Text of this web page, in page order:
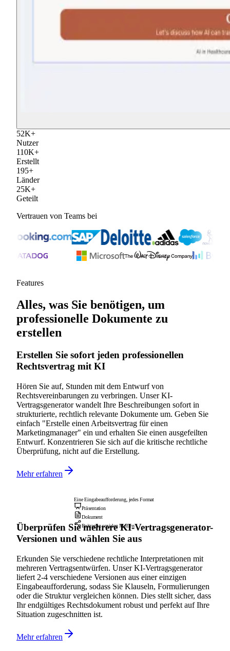
52K+
Nutzer
110K+
Erstellt
195+
Länder
25K+
Geteilt
Vertrauen von Teams bei
Features
Alles, was Sie benötigen, um
professionelle Dokumente zu
erstellen
Erstellen Sie sofort jeden professionellen
Rechtsvertrag mit KI
Hören Sie auf, Stunden mit dem Entwurf von
Rechtsvereinbarungen zu verbringen. Unser KI-
Vertragsgenerator wandelt Ihre Beschreibungen sofort in
strukturierte, rechtlich relevante Dokumente um. Geben Sie
einfach "Erstelle einen Arbeitsvertrag für einen
Marketingmanager" ein und erhalten Sie einen ausgefeilten
Entwurf. Konzentrieren Sie sich auf die kritische rechtliche
Überprüfung, nicht auf die Erstellung.
Mehr erfahren
Eine Eingabeaufforderung, jedes Format
Präsentation
Dokument
Beitrag in sozialen Medien
Überprüfen Sie mehrere KI-Vertragsgenerator-
Versionen und wählen Sie aus
Erkunden Sie verschiedene rechtliche Interpretationen mit
mehreren Vertragsentwürfen. Unser KI-Vertragsgenerator
liefert 2-4 verschiedene Versionen aus einer einzigen
Eingabeaufforderung, sodass Sie Klauseln, Formulierungen
oder die Struktur vergleichen können. Dies stellt sicher, dass
Ihr endgültiges Rechtsdokument robust und perfekt auf Ihre
Situation zugeschnitten ist.
Mehr erfahren